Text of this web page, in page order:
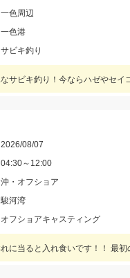
一色周辺
一色港
サビキ釣り
2026/08/07
04:30～12:00
沖・オフショア
駿河湾
オフショアキャスティング